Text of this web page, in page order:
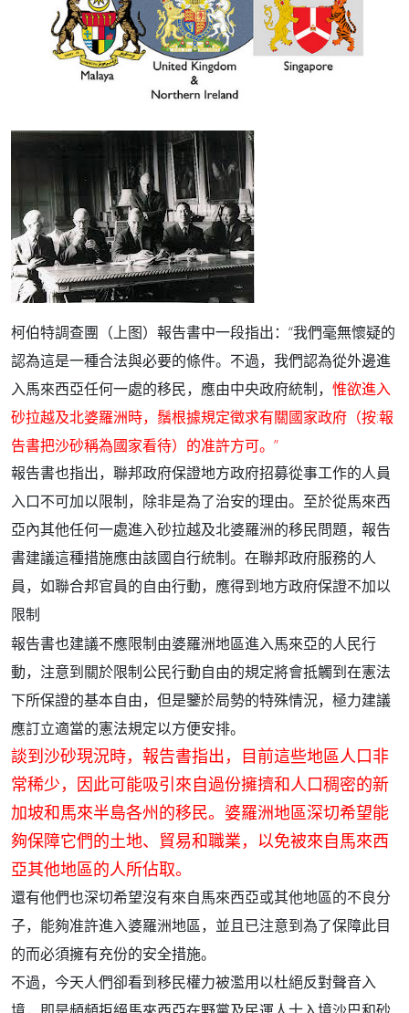
柯伯特調查團 （上图）報告書中一段指出：“我們毫無懷疑的
認為這是一種合法與必要的條件。不過，我們認為從外邊進
入馬來西亞任何一處的移民，應由中央政府統制， 惟欲進入
砂拉越及北婆羅洲時，鬚根據規定徵求有關國家政府（按:報
告書把沙砂稱為國家看待）的准許方可。”
報告書也指出，聯邦政府保證地方政府招募從事工作的人員
入口不可加以限制，除非是為了治安的理由。至於從馬來西
亞內其他任何一處進入砂拉越及北婆羅洲的移民問題，報告
書建議這種措施應由該國自行統制。在聯邦政府服務的人
員，如聯合邦官員的自由行動，應得到地方政府保證不加以
限制
報告書也建議不應限制由婆羅洲地區進入馬來亞的人民行
動，注意到關於限制公民行動自由的規定將會抵觸到在憲法
下所保證的基本自由，但是鑒於局勢的特殊情況，極力建議
應訂立適當的憲法規定以方便安排。
談到沙砂現況時，報告書指出，目前這些地區人口非
常稀少，因此可能吸引來自過份擁擠和人口稠密的新
加坡和馬來半島各州的移民。婆羅洲地區深切希望能
夠保障它們的土地、貿易和職業，以免被來自馬來西
亞其他地區的人所佔取。
還有他們也深切希望沒有來自馬來西亞或其他地區的不良分
子，能夠准許進入婆羅洲地區，並且已注意到為了保障此目
的而必須擁有充份的安全措施。
不過，今天人們卻看到移民權力被濫用以杜絕反對聲音入